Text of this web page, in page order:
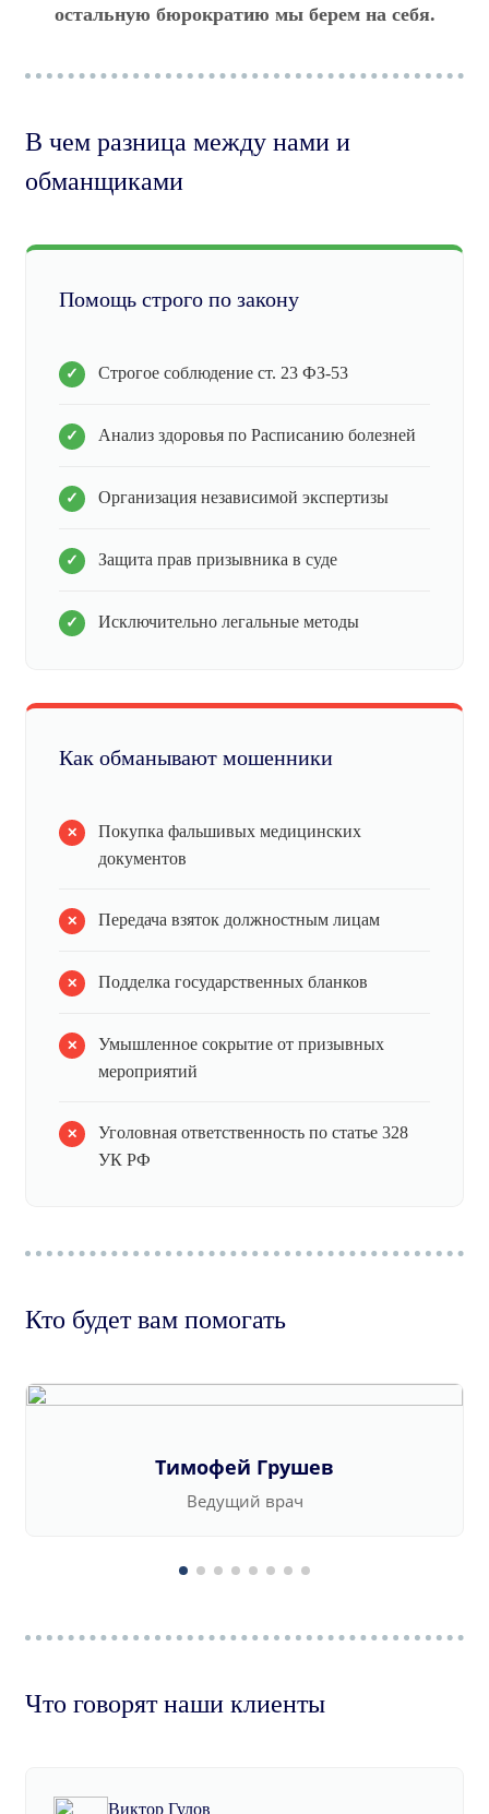
остальную бюрократию мы берем на себя.
В чем разница между нами и
обманщиками
Помощь строго по закону
Строгое соблюдение ст. 23 ФЗ-53
Анализ здоровья по Расписанию болезней
Организация независимой экспертизы
Защита прав призывника в суде
Исключительно легальные методы
Как обманывают мошенники
Покупка фальшивых медицинских
документов
Передача взяток должностным лицам
Подделка государственных бланков
Умышленное сокрытие от призывных
мероприятий
Уголовная ответственность по статье 328
УК РФ
Кто будет вам помогать
Тимофей Грушев
Ведущий врач
Что говорят наши клиенты
Виктор Гулов